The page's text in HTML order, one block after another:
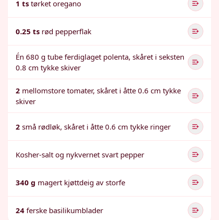
1 ts tørket oregano
0.25 ts rød pepperflak
Én 680 g tube ferdiglaget polenta, skåret i seksten
0.8 cm tykke skiver
2 mellomstore tomater, skåret i åtte 0.6 cm tykke
skiver
2 små rødløk, skåret i åtte 0.6 cm tykke ringer
Kosher-salt og nykvernet svart pepper
340 g magert kjøttdeig av storfe
24 ferske basilikumblader